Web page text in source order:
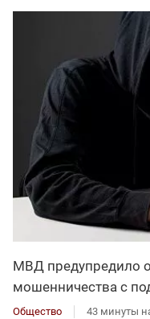
МВД предупредило
мошенничества с
Общество 43 минуты